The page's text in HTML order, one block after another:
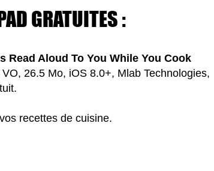
GRATUITES :
Read Aloud To You While You Cook
26.5 Mo, iOS 8.0+, Mlab Technologies,
recettes de cuisine.